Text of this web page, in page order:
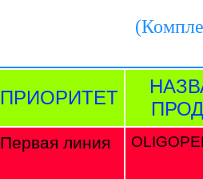
ПРИОРИТЕТ
Первая линия